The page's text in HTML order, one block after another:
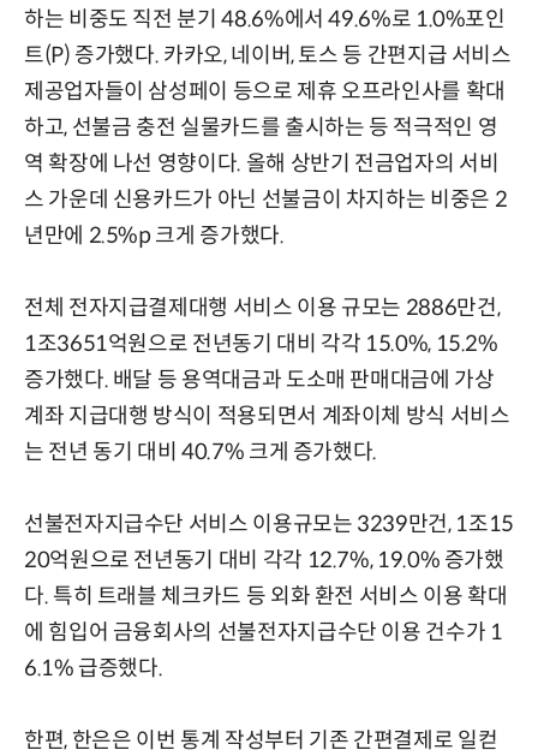
하는 비중도 직전 분기 48.6%에서 49.6%로 1.0%포인
트(P) 증가했다. 카카오, 네이버, 토스 등 간편지급 서비스
제공업자들이 삼성페이 등으로 제휴 오프라인사를 확대
하고, 선불금 충전 실물카드를 출시하는 등 적극적인 영
역 확장에 나선 영향이다. 올해 상반기 전금업자의 서비
스 가운데 신용카드가 아닌 선불금이 차지하는 비중은 2
년만에 2.5%p 크게 증가했다.
전체 전자지급결제대행 서비스 이용 규모는 2886만건,
1조3651억원으로 전년동기 대비 각각 15.0%, 15.2%
증가했다. 배달 등 용역대금과 도소매 판매대금에 가상
계좌 지급대행 방식이 적용되면서 계좌이체 방식 서비스
는 전년 동기 대비 40.7% 크게 증가했다.
선불전자지급수단 서비스 이용규모는 3239만건, 1조15
20억원으로 전년동기 대비 각각 12.7%, 19.0% 증가했
다. 특히 트래블 체크카드 등 외화 환전 서비스 이용 확대
에 힘입어 금융회사의 선불전자지급수단 이용 건수가 1
6.1% 급증했다.
한편, 한은은 이번 통계 작성부터 기존 간편결제로 일컫